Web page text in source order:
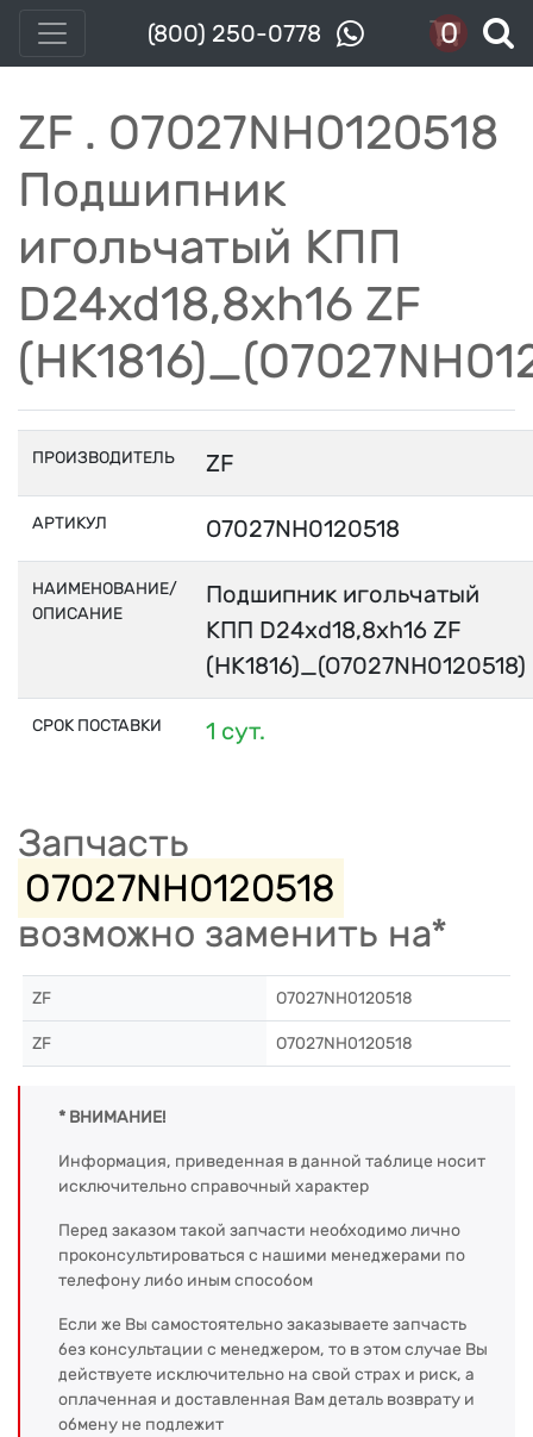
(800) 250-0778 0
ZF . O7027NH0120518
Подшипник
игольчатый КПП
D24xd18,8xh16 ZF
ПРОИЗВОДИТЕЛЬ ZF
АРТИКУЛ O7027NH0120518
НАИМЕНОВАНИЕ/
ОПИСАНИЕ
Подшипник игольчатый
КПП D24xd18,8xh16 ZF
(HK1816)_(O7027NH0120518)
СРОК ПОСТАВКИ 1 сут.
Запчасть
O7027NH0120518
возможно заменить на*
ZF O7027NH0120518
ZF O7027NH0120518
* ВНИМАНИЕ!
Информация, приведенная в данной таблице носит
исключительно справочный характер
Перед заказом такой запчасти необходимо лично
проконсультироваться с нашими менеджерами по
телефону либо иным способом
Если же Вы самостоятельно заказываете запчасть
без консультации с менеджером, то в этом случае Вы
действуете исключительно на свой страх и риск, а
оплаченная и доставленная Вам деталь возврату и
обмену не подлежит